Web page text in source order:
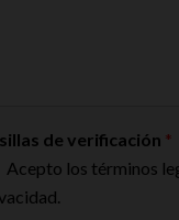
de verificación *
Acepto los términos